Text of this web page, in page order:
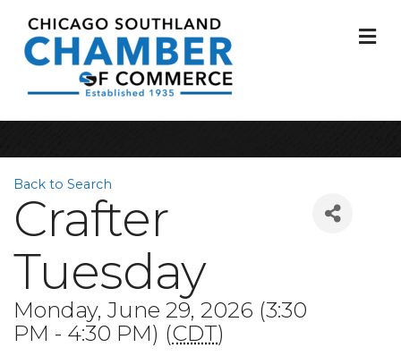
Back to Search
Crafter
Tuesday
Monday, June 29, 2026 (3:30
PM - 4:30 PM) (CDT)